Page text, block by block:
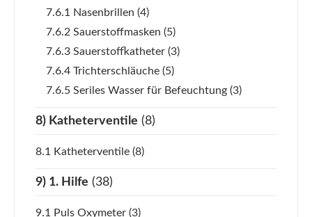
7.6.1 Nasenbrillen (4)
7.6.2 Sauerstoffmasken (5)
7.6.3 Sauerstoffkatheter (3)
7.6.4 Trichterschläuche (5)
7.6.5 Seriles Wasser für Befeuchtung (3)
8) Katheterventile (8)
8.1 Katheterventile (8)
9) 1. Hilfe (38)
9.1 Puls Oxymeter (3)